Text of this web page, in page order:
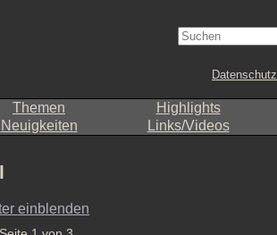
Datenschutz
Themen Highlights
Neuigkeiten Links/Videos
einblenden